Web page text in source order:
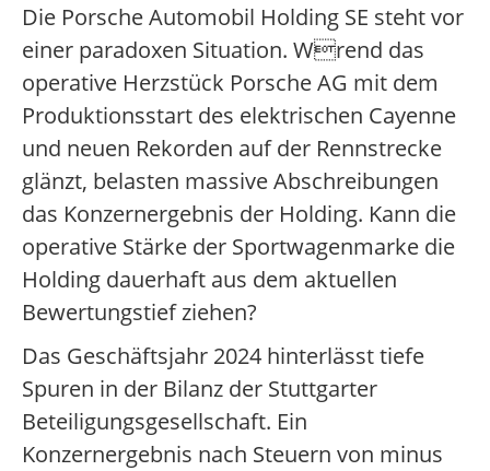
Die Porsche Automobil Holding SE steht vor
einer paradoxen Situation. Wrend das
operative Herzstück Porsche AG mit dem
Produktionsstart des elektrischen Cayenne
und neuen Rekorden auf der Rennstrecke
glänzt, belasten massive Abschreibungen
das Konzernergebnis der Holding. Kann die
operative Stärke der Sportwagenmarke die
Holding dauerhaft aus dem aktuellen
Bewertungstief ziehen?
Das Geschäftsjahr 2024 hinterlässt tiefe
Spuren in der Bilanz der Stuttgarter
Beteiligungsgesellschaft. Ein
Konzernergebnis nach Steuern von minus